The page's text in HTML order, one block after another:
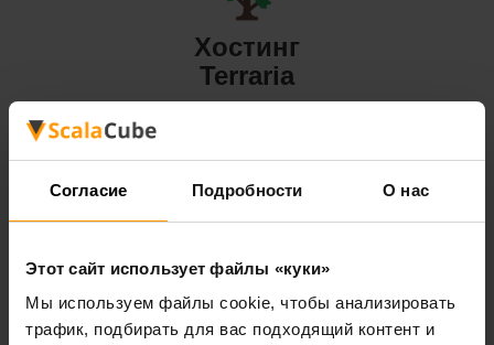
Согласие Подробности О нас
Этот сайт использует файлы «куки»
Мы используем файлы cookie, чтобы анализировать
трафик, подбирать для вас подходящий контент и
Хостинг
Terraria
Valheim